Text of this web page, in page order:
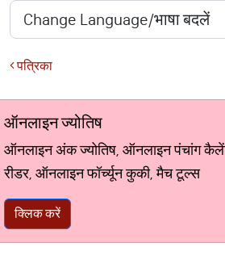
पत्रिका
ऑनलाइन ज्योतिष
ऑनलाइन अंक ज्योतिष, ऑनलाइन पंचांग
रीडर, ऑनलाइन फॉर्च्यून कुकी, मैच टूल्स
क्लिक करें